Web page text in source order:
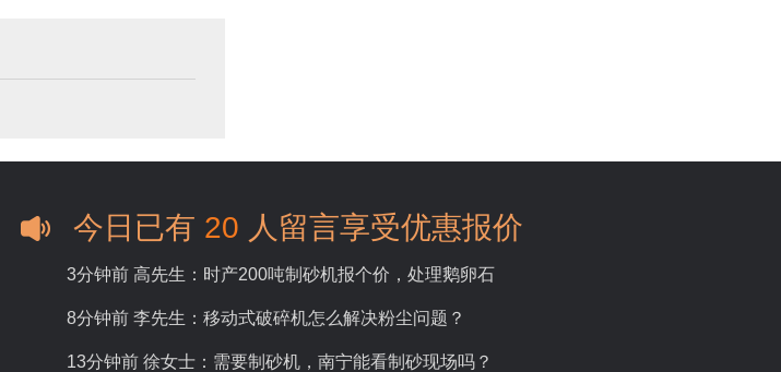
今日已有 20 人留言享受优惠报价
3分钟前 高先生：时产200吨制砂机报个价，处理鹅卵石
8分钟前 李先生：移动式破碎机怎么解决粉尘问题？
13分钟前 徐女士：需要制砂机，南宁能看制砂现场吗？